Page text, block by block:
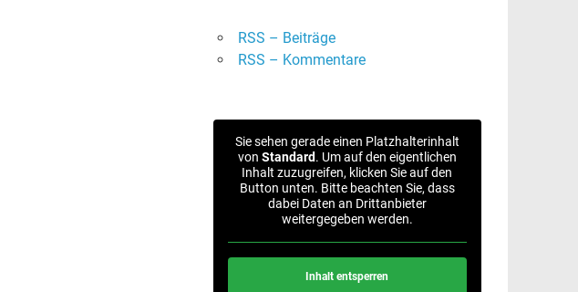
RSS – Beiträge
RSS – Kommentare
Sie sehen gerade einen Platzhalterinhalt
von Standard. Um auf den eigentlichen
Inhalt zuzugreifen, klicken Sie auf den
Button unten. Bitte beachten Sie, dass
dabei Daten an Drittanbieter
weitergegeben werden.
Inhalt entsperren